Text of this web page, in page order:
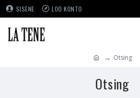
SISENE LOO KONTO
Otsing
Otsing